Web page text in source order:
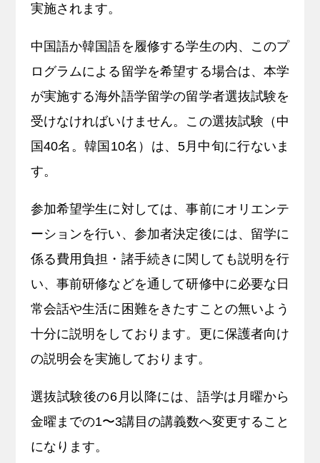
キャリア支援
サイトマッププライバシーポリシー教員人事
実施されます。
中国語か韓国語を履修する学生の内、このプ
ログラムによる留学を希望する場合は、本学
が実施する海外語学留学の留学者選抜試験を
受けなければいけません。この選抜試験（中
国40名。韓国10名）は、5月中旬に行ないま
す。
参加希望学生に対しては、事前にオリエンテ
ーションを行い、参加者決定後には、留学に
係る費用負担・諸手続きに関しても説明を行
い、事前研修などを通して研修中に必要な日
常会話や生活に困難をきたすことの無いよう
十分に説明をしております。更に保護者向け
の説明会を実施しております。
選抜試験後の6月以降には、語学は月曜から
金曜までの1〜3講目の講義数へ変更すること
になります。